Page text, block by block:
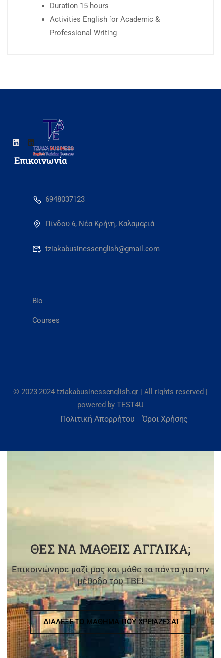
Duration 15 hours
Activities English for Academic &
Professional Writing
Eπικοινωνία
6948037123
Πίνδου 6, Νέα Κρήνη, Καλαμαριά
tziakabusinessenglish@gmail.com
Bio
Courses
© 2023-2024 tziakabusinessenglish.gr | All rights reserved |
powered by TEST4U
Πολιτική Απορρήτου Όροι Χρήσης
ΘΕΣ ΝΑ ΜΑΘΕΙΣ ΑΓΓΛΙΚΑ;
Επικοινώνησε μαζί μας και μάθε τα πάντα για την
μέθοδο του TBE!
ΔΙΑΛΕΞΕ ΤΟ ΜΑΘΗΜΑ ΠΟΥ ΧΡΕΙΑΖΕΣΑΙ